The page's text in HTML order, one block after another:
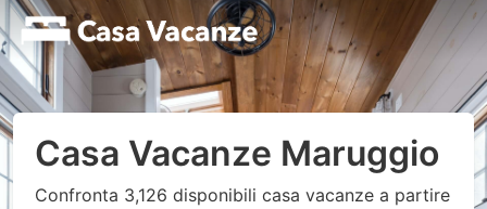
Casa Vacanze Maruggio
Confronta 3,126 disponibili casa vacanze a partire